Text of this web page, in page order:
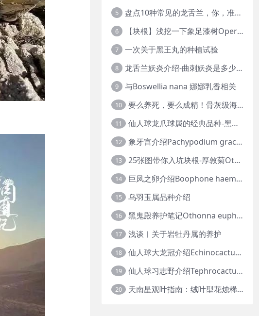
5 盘点10种常见的龙舌兰，你，准备好入坑了吗？
6 【块根】浅挖一下象足漆树Operculicarya pachypus
7 一次关于黑王丸的种植试验
8 龙舌兰妖炎介绍-曲刺妖炎是多少人的梦中情人？
9 与Boswellia nana 娜娜乳香相关
10 要么养死，要么成精！骨灰级海芋养护攻略
11 仙人球龙爪球属的经典品种-黑王丸系列的产地介绍
12 象牙宫介绍Pachypodium gracilius
13 25张图带你入坑块根-厚敦菊Othonna
14 巨凤之卵介绍Boophone haemanthoides
15 乌羽玉属品种介绍
16 黑鬼殿养护笔记Othonna euphorbioides
17 浅谈︱关于岩牡丹属的养护
18 仙人球大龙冠介绍Echinocactus polycephalus
19 仙人球习志野介绍Tephrocactus geometricus
20 天南星观叶指南：绒叶型花烛稀有种质 · 帝王花烛等